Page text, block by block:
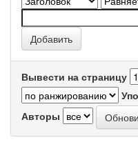
Вывести на страницу
Авторы